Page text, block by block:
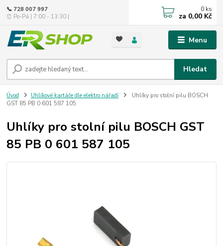
Menu
Hledat
📞 728 007 997
⏰ Po-Pá | 7:00 - 13:30 |
0 ks
za 0,00 Kč
Úvod Uhlíkové kartáče dle elektro nářadí
Uhlíky pro stolní pilu BOSCH
GST 85 PB 0 601 587 105
Uhlíky pro stolní pilu BOSCH GST
85 PB 0 601 587 105